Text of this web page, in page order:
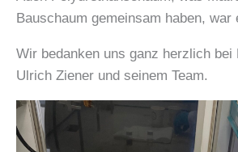
Bauschaum gemeinsam haben, war
Wir bedanken uns ganz herzlich bei
Ulrich Ziener und seinem Team.